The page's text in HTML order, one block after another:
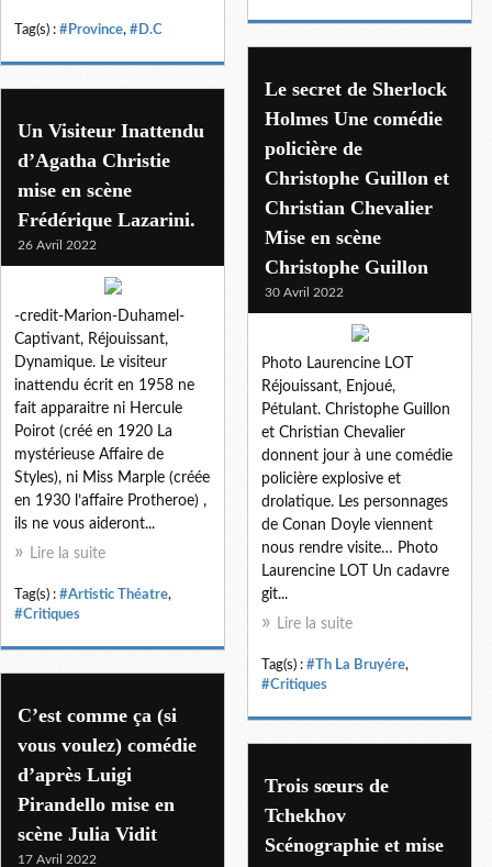
Tag(s) : #Province, #D.C
Le secret de Sherlock
Holmes Une comédie
policière de
Christophe Guillon et
Christian Chevalier
Mise en scène
Christophe Guillon
30 Avril 2022
Photo Laurencine LOT
Réjouissant, Enjoué,
Pétulant. Christophe Guillon
et Christian Chevalier
donnent jour à une comédie
policière explosive et
drolatique. Les personnages
de Conan Doyle viennent
nous rendre visite… Photo
Laurencine LOT Un cadavre
git...
Lire la suite
Tag(s) : #Th La Bruyére,
#Critiques
Un Visiteur Inattendu
d’Agatha Christie
mise en scène
Frédérique Lazarini.
26 Avril 2022
-credit-Marion-Duhamel-
Captivant, Réjouissant,
Dynamique. Le visiteur
inattendu écrit en 1958 ne
fait apparaitre ni Hercule
Poirot (créé en 1920 La
mystérieuse Affaire de
Styles), ni Miss Marple (créée
en 1930 l’affaire Protheroe) ,
ils ne vous aideront...
Lire la suite
Tag(s) : #Artistic Théatre,
#Critiques
C’est comme ça (si
vous voulez) comédie
d’après Luigi
Pirandello mise en
scène Julia Vidit
17 Avril 2022
Trois sœurs de
Tchekhov
Scénographie et mise